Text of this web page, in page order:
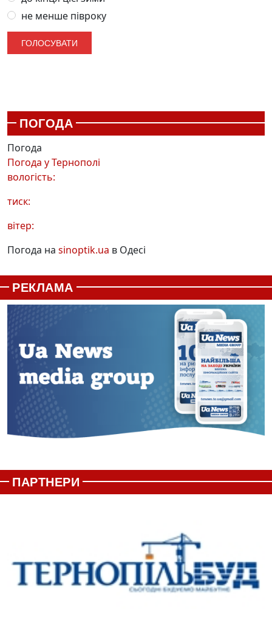
не менше півроку
ПОГОДА
Погода
Погода уТернополі
вологість:
тиск:
вітер:
Погода на sinoptik.ua в Одесі
РЕКЛАМА
ПАРТНЕРИ